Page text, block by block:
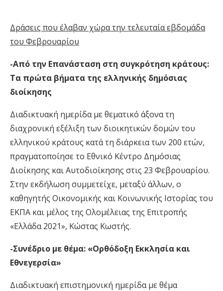
Δράσεις που έλαβαν χώρα την τελευταία εβδομάδα
του Φεβρουαρίου
-Από την Επανάσταση στη συγκρότηση κράτους:
Τα πρώτα βήματα της ελληνικής δημόσιας
διοίκησης
Διαδικτυακή ημερίδα με θεματικό άξονα τη
διαχρονική εξέλιξη των διοικητικών δομών του
ελληνικού κράτους κατά τη διάρκεια των 200 ετών,
πραγματοποίησε το Εθνικό Κέντρο Δημόσιας
Διοίκησης και Αυτοδιοίκησης στις 23 Φεβρουαρίου.
Στην εκδήλωση συμμετείχε, μεταξύ άλλων, ο
καθηγητής Οικονομικής και Κοινωνικής Ιστορίας του
ΕΚΠΑ και μέλος της Ολομέλειας της Επιτροπής
«Ελλάδα 2021», Κώστας Κωστής.
-Συνέδριο με θέμα: «Ορθόδοξη Εκκλησία και
Εθνεγερσία»
Διαδικτυακή επιστημονική ημερίδα με θέμα